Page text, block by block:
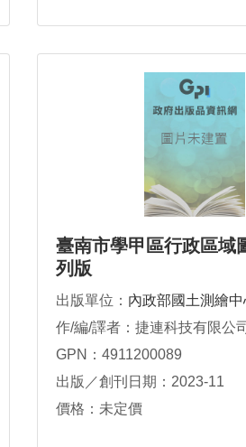
臺南市學甲區行政區域
列版
出版單位： 內政部國土測繪中
作/編/譯者：捷連科技有限公司
GPN：4911200089
出版／創刊日期：2023-11
價格：未定價